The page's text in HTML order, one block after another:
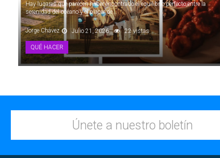
Hay lugares que parecen haber encontrado el equilibrio perfecto entre la
serenidad del océano y el placer de...
Jorge Chávez Julio 21, 2026 22 vistas
QUÉ HACER